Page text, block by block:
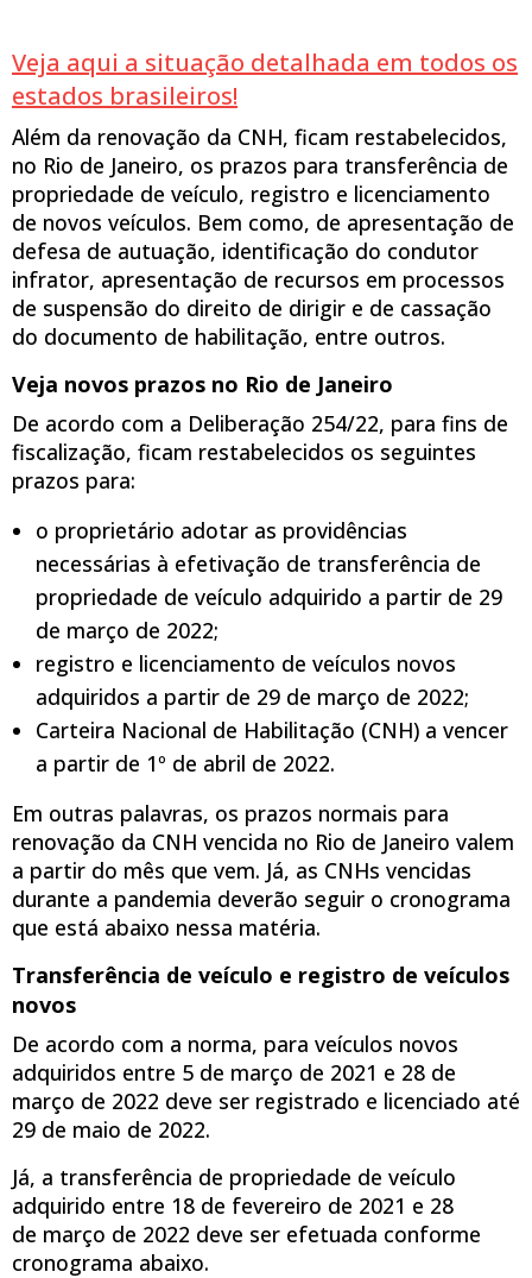
Veja aqui a situação detalhada em todos os
estados brasileiros!
Além da renovação da CNH, ficam restabelecidos,
no Rio de Janeiro, os prazos para transferência de
propriedade de veículo, registro e licenciamento
de novos veículos. Bem como, de apresentação de
defesa de autuação, identificação do condutor
infrator, apresentação de recursos em processos
de suspensão do direito de dirigir e de cassação
do documento de habilitação, entre outros.
Veja novos prazos no Rio de Janeiro
De acordo com a Deliberação 254/22, para fins de
fiscalização, ficam restabelecidos os seguintes
prazos para:
o proprietário adotar as providências
necessárias à efetivação de transferência de
propriedade de veículo adquirido a partir de 29
de março de 2022;
registro e licenciamento de veículos novos
adquiridos a partir de 29 de março de 2022;
Carteira Nacional de Habilitação (CNH) a vencer
a partir de 1º de abril de 2022.
Em outras palavras, os prazos normais para
renovação da CNH vencida no Rio de Janeiro valem
a partir do mês que vem. Já, as CNHs vencidas
durante a pandemia deverão seguir o cronograma
que está abaixo nessa matéria.
Transferência de veículo e registro de veículos
novos
De acordo com a norma, para veículos novos
adquiridos entre 5 de março de 2021 e 28 de
março de 2022 deve ser registrado e licenciado até
29 de maio de 2022.
Já, a transferência de propriedade de veículo
adquirido entre 18 de fevereiro de 2021 e 28
de março de 2022 deve ser efetuada conforme
cronograma abaixo.